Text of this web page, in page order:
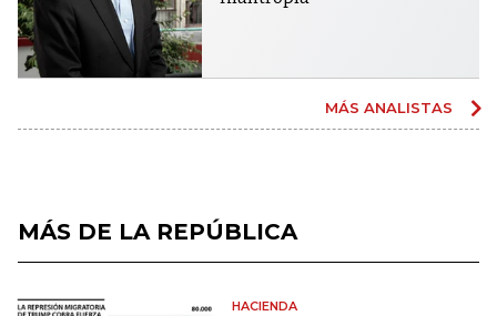
MÁS ANALISTAS
MÁS DE LA REPÚBLICA
HACIENDA